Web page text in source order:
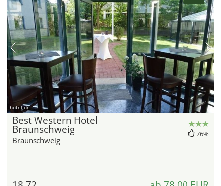
hotel.de
Best Western Hotel
Braunschweig
Braunschweig
76%